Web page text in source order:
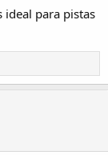
ideal para pistas